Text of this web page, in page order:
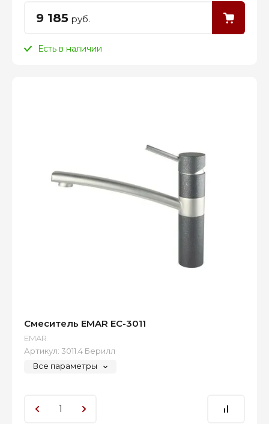
9 185 руб.
Есть в наличии
Смеситель EMAR EC-3011
EMAR
Артикул: 3011.4 Берилл
Все параметры